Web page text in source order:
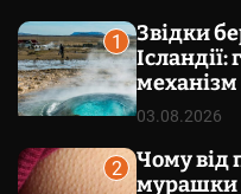
1
Звідки
Ісландії:
механізм
03.08.2026
2
Чому від
мурашки